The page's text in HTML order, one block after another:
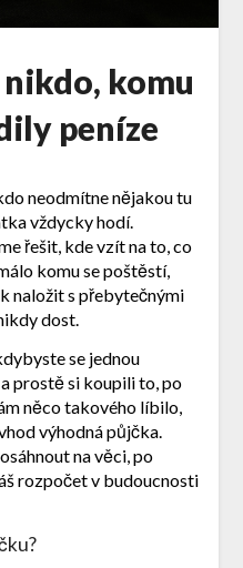
nikdo, komu
peníze
neodmítne nějakou tu
vždycky hodí.
řešit, kde vzít na to, co
komu se poštěstí,
naložit s přebytečnými
dost.
se jednou
prostě si koupili to, po
něco takového líbilo,
výhodná půjčka.
na věci, po
rozpočet v budoucnosti